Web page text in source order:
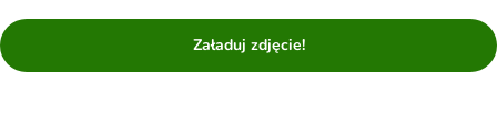
Załaduj zdjęcie!